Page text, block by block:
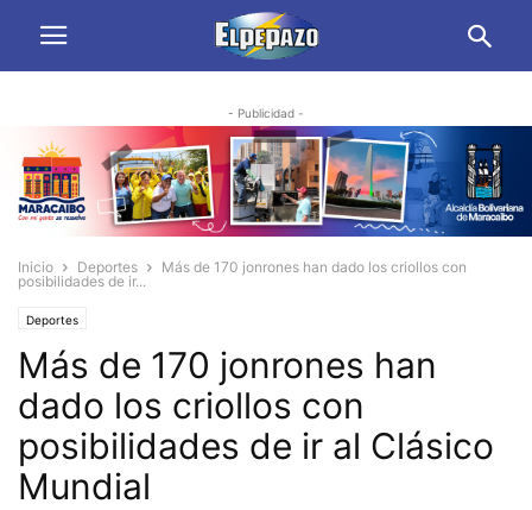
- Publicidad -
Inicio Deportes
Más de 170 jonrones han dado los criollos con
posibilidades de ir...
Deportes
Más de 170 jonrones han
dado los criollos con
posibilidades de ir al Clásico
Mundial